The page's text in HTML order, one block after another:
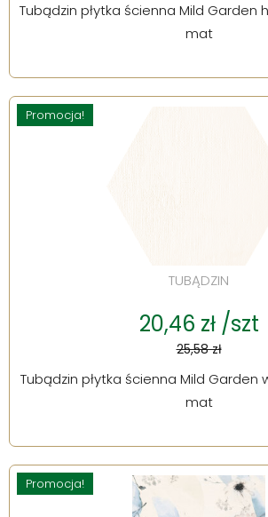
Tubądzin płytka ścienna Mild Garden
mat
Promocja!
TUBĄDZIN
20,46 zł /szt
25,58 zł
Tubądzin płytka ścienna Mild Garden
mat
Promocja!